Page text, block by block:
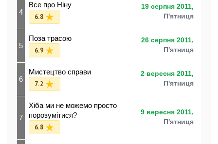
4
Все про Ніну
6.8
19 серпня 2011,
П'ятниця
5
Поза трасою
6.9
26 серпня 2011,
П'ятниця
6
Мистецтво справи
7.2
2 вересня 2011,
П'ятниця
7
Хіба ми не можемо просто
порозумітися?
6.8
9 вересня 2011,
П'ятниця